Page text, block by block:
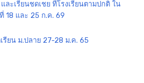
ละเรียนชดเชย ที่โรงเรียนตามปกติ ใน
18 และ 25 ก.ค. 69
รียน ม.ปลาย 27-28 ม.ค. 65